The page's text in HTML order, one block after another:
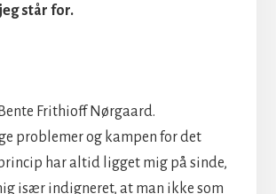
står for.
Frithioff Nørgaard.
problemer og kampen for det
har altid ligget mig på sinde,
især indigneret, at man ikke som